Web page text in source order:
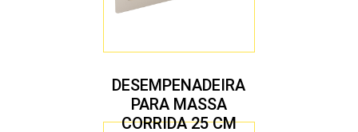
DESEMPENADEIRA
PARA MASSA
CORRIDA 25 CM